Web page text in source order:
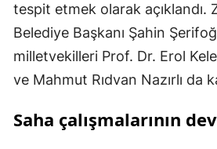
tespit etmek olarak açıklandı.
Belediye Başkanı Şahin
milletvekilleri Prof. Dr. Erol
ve Mahmut Rıdvan Nazırlı da
Saha çalışmalarının